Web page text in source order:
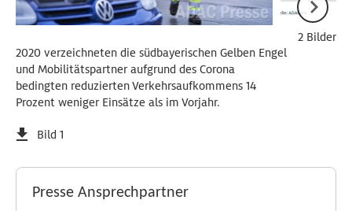
2020 verzeichneten die südbayerischen Gelben Engel
und Mobilitätspartner aufgrund des Corona
bedingten reduzierten Verkehrsaufkommens 14
Prozent weniger Einsätze als im Vorjahr.
Bild 1
2 Bilder
Presse Ansprechpartner